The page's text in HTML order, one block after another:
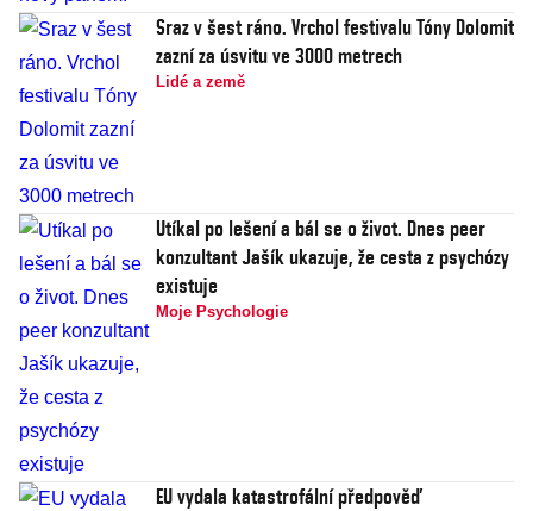
Sraz v šest ráno. Vrchol festivalu Tóny Dolomit
zazní za úsvitu ve 3000 metrech
Lidé a země
Utíkal po lešení a bál se o život. Dnes peer
konzultant Jašík ukazuje, že cesta z psychózy
existuje
Moje Psychologie
EU vydala katastrofální předpověď